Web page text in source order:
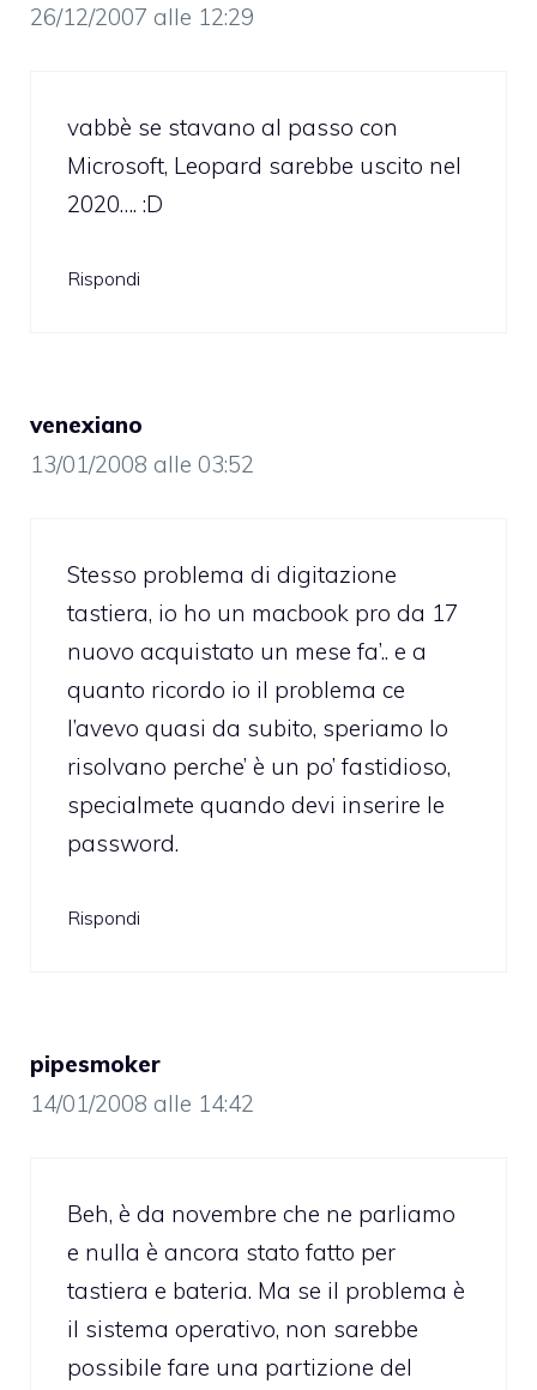
26/12/2007 alle 12:29
vabbè se stavano al passo con
Microsoft, Leopard sarebbe uscito nel
2020…. :D
Rispondi
venexiano
13/01/2008 alle 03:52
Stesso problema di digitazione
tastiera, io ho un macbook pro da 17
nuovo acquistato un mese fa’.. e a
quanto ricordo io il problema ce
l’avevo quasi da subito, speriamo lo
risolvano perche’ è un po’ fastidioso,
specialmete quando devi inserire le
password.
Rispondi
pipesmoker
14/01/2008 alle 14:42
Beh, è da novembre che ne parliamo
e nulla è ancora stato fatto per
tastiera e bateria. Ma se il problema è
il sistema operativo, non sarebbe
possibile fare una partizione del